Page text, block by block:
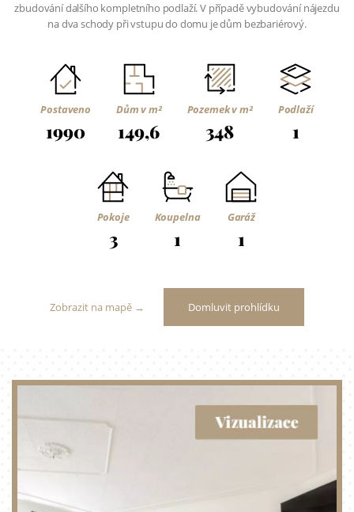
zbudování dalšího kompletního podlaží. V případě vybudování nájezdu
na dva schody při vstupu do domu je dům bezbariérový.
Postaveno
1990
Dům v m²
149,6
Pozemek v m²
348
Podlaží
1
Pokoje
3
Koupelna
1
Garáž
1
Zobrazit na mapě → Domluvit prohlídku